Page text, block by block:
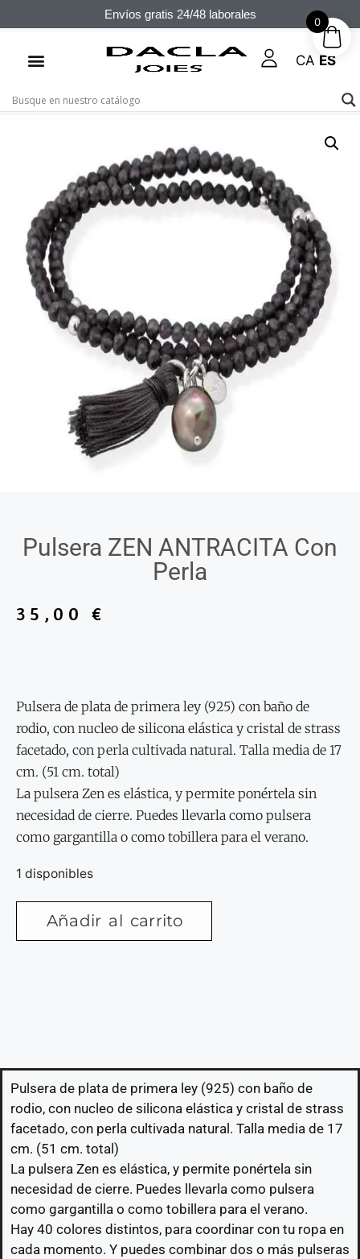
Envíos gratis 24/48 laborales
CA ES
Pulsera ZEN ANTRACITA Con
Perla
35,00€
Pulsera de plata de primera ley (925) con baño de
rodio, con nucleo de silicona elástica y cristal de strass
facetado, con perla cultivada natural. Talla media de 17
cm. (51 cm. total)
La pulsera Zen es elástica, y permite ponértela sin
necesidad de cierre. Puedes llevarla como pulsera
como gargantilla o como tobillera para el verano.
1 disponibles
Añadir al carrito
Pulsera de plata de primera ley (925) con baño de
rodio, con nucleo de silicona elástica y cristal de strass
facetado, con perla cultivada natural. Talla media de 17
cm. (51 cm. total)
La pulsera Zen es elástica, y permite ponértela sin
necesidad de cierre. Puedes llevarla como pulsera
como gargantilla o como tobillera para el verano.
Hay 40 colores distintos, para coordinar con tu ropa en
cada momento. Y puedes combinar dos o más pulseras
0